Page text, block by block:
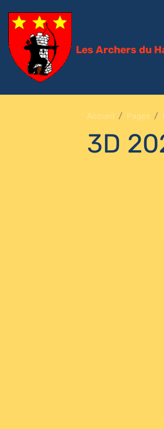
Les Archers du
Accueil Pages
3D